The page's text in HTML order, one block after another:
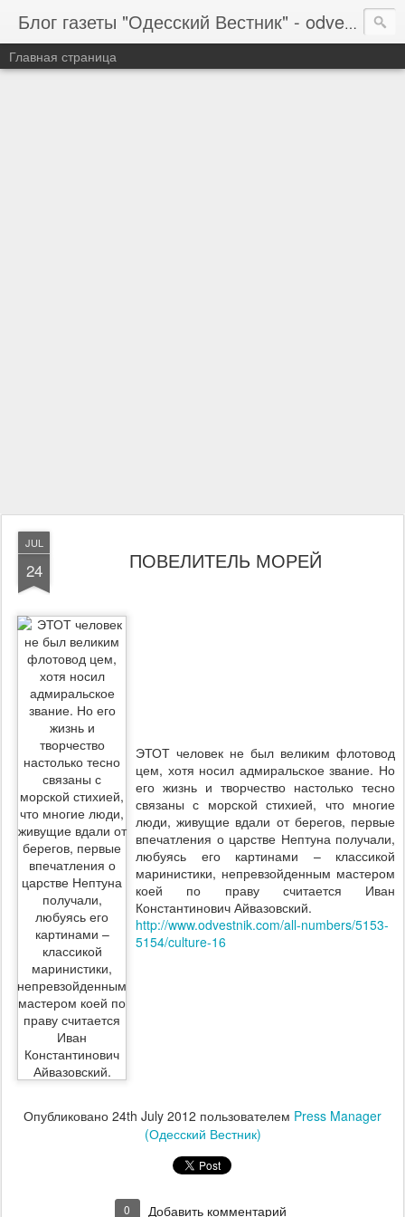
Блог газеты "Одесский Вестник" - odvestnik.com.ua, odvestnik.com
Главная страница
JUL
24 ПОВЕЛИТЕЛЬ МОРЕЙ
ЭТОТ человек не был великим флотовод
цем, хотя носил адмиральское звание. Но
его жизнь и творчество настолько тесно
связаны с морской стихией, что многие
люди, живущие вдали от берегов, первые
впечатления о царстве Нептуна получали,
любуясь его картинами – классикой
маринистики, непревзойденным мастером
коей по праву считается Иван
Константинович Айвазовский.
http://www.odvestnik.com/all-numbers/5153-
5154/culture-16
Опубликовано 24th July 2012 пользователем Press Manager
(Одесский Вестник)
0 Добавить комментарий